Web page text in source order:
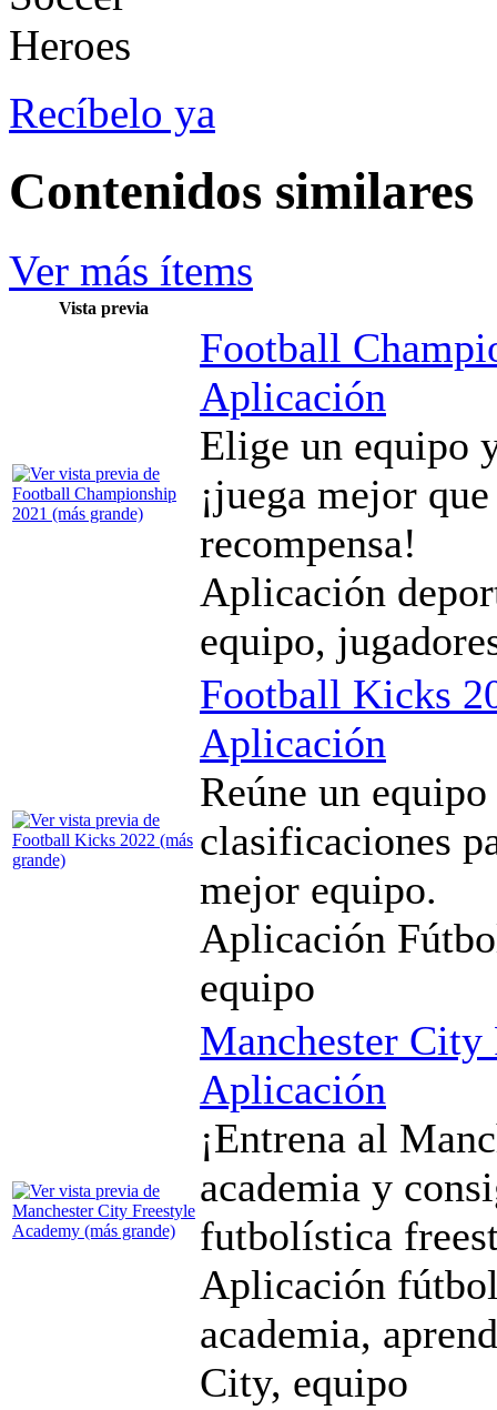
Recíbelo ya
Contenidos similares
Ver más ítems
Vista previa
Football
Aplicación
Elige un equipo
¡juega mejor
recompensa!
Aplicación
equipo,
Football Kicks
Aplicación
Reúne un
clasificaciones
mejor equipo.
Aplicación
equipo
Manchester City
Aplicación
¡Entrena al
academia y
futbolística
Aplicación
academia,
City, equipo